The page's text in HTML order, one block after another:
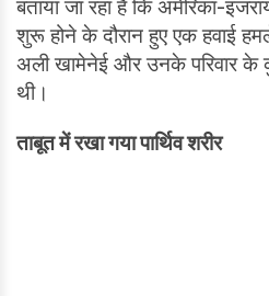
बताया जा रहा है कि अमेरिका-
शुरू होने के दौरान हुए एक हवाई
अली खामेनेई और उनके परिवार के
थी।
ताबूत में रखा गया पार्थिव शरीर